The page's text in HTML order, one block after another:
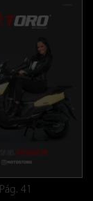
Pág. 41